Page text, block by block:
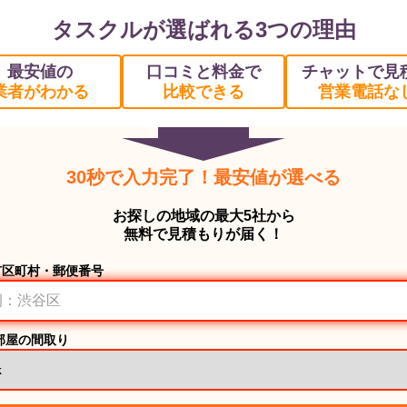
タスクルが選ばれる3つの理由
最安値の
者がわかる
口コミと料金で
比較できる
チャットで見
営業電話な
30秒で入力完了！最安値が選べる
お探しの地域の最大5社から
無料で見積もりが届く！
町村・郵便番号
の間取り